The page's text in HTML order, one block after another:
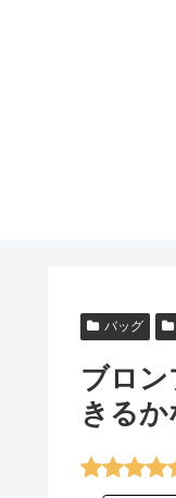
バッグ
ブロ
きるか